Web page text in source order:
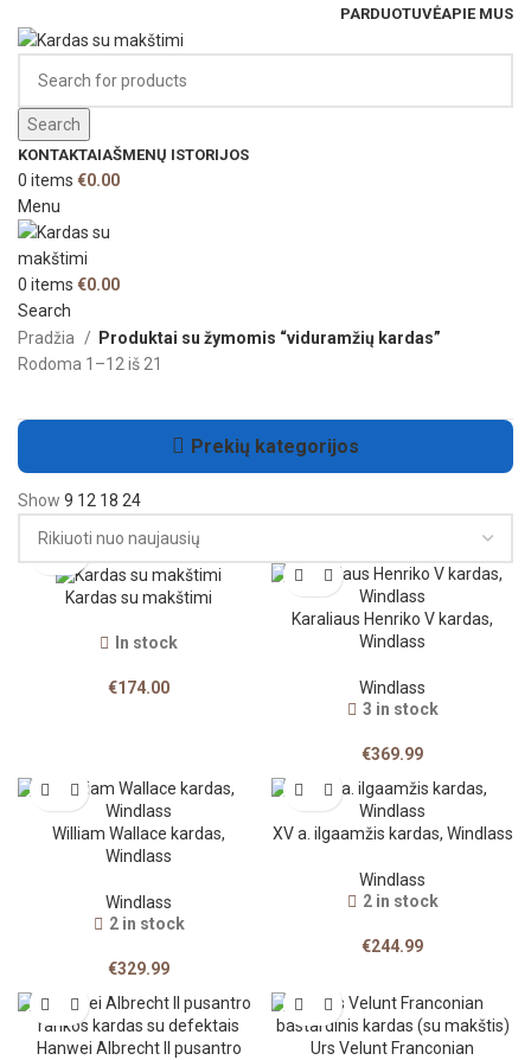
PARDUOTUVĖAPIE MUS
Search
KONTAKTAIAŠMENŲ ISTORIJOS
0 items €0.00
Menu
0 items €0.00
Search
Pradžia
Produktai su žymomis “viduramžių kardas”
Rodoma 1–12 iš 21
Prekių kategorijos
Show 9 12 18 24
Kardas su makštimi
In stock
€174.00
Karaliaus Henriko V kardas,
Windlass
Windlass
3 in stock
€369.99
William Wallace kardas,
Windlass
Windlass
2 in stock
€329.99
XV a. ilgaamžis kardas, Windlass
Windlass
2 in stock
€244.99
Hanwei Albrecht II pusantro
Urs Velunt Franconian